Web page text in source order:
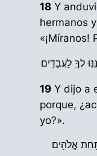
18 Y
hermanos
«¡Míranos!
לְךָ֖ לַעֲבָדִֽים׃
19 Y dijo a
porque,
yo?».
אֱלֹהִ֖ים